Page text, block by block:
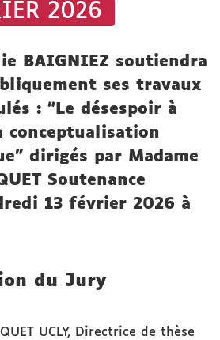
2026
BAIGNIEZ soutiendra
ses travaux
: "Le désespoir à
conceptualisation
dirigés par Madame
Soutenance
13 février 2026 à
du Jury
UCLY, Directrice de thèse